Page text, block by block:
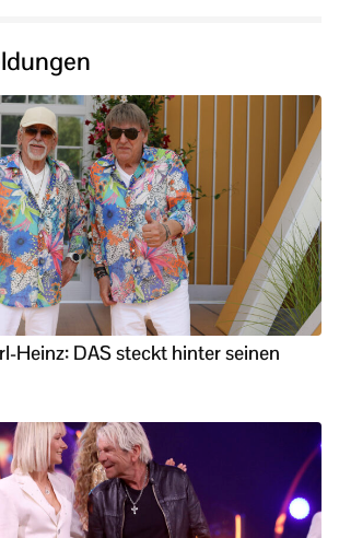
Heinz: DAS steckt hinter seinen